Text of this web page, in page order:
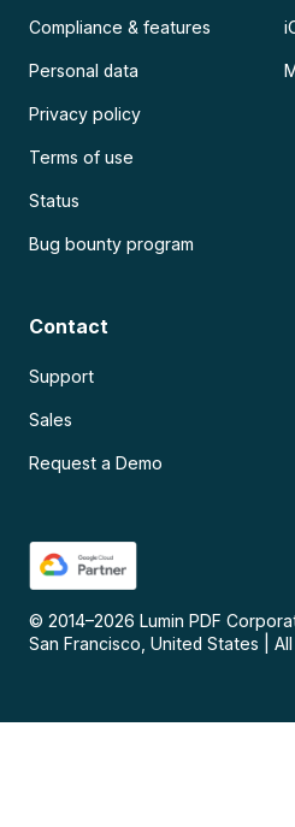
Compliance & features
Personal data
Privacy policy
Terms of use
Status
Bug bounty program
Contact
Support
Sales
Request a Demo
© 2014–2026 Lumin PDF
San Francisco, United States